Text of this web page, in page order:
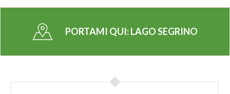
Da Canzo svoltando verso il Segrino c’è una cappella
dedicata alla Madonna, che sulla facciata verso il
canneto riporta il dipinto “Ul carraduur”, il
trasportasse, in un gelido pomeriggio di gennaio,
PORTAMI QUI:LAGO SEGRINO